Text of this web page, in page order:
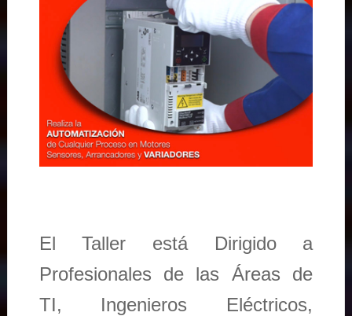
El Taller está Dirigido a
Profesionales de las Áreas de
TI, Ingenieros Eléctricos,